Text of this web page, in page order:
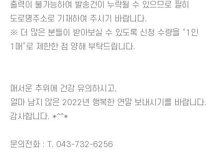
출력이 불가능하여 발송건이 누락될 수 있으므로 필히
도로명주소로 기재하여 주시기 바랍니다.
※ 더 많은 분들이 받아보실 수 있도록 신청 수량을 “1인
1매”로 제한한 점 양해 부탁드립니다.
매서운 추위에 건강 유의하시고,
얼마 남지 않은 2022년 행복한 연말 보내시기를 바랍니다.
감사합니다. *^^*
문의전화 : T. 043-732-6256